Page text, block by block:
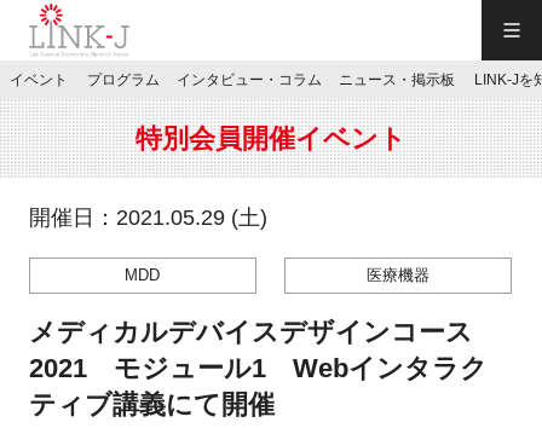
JP／EN
特別会員専用メニュー
施設ご予約
イベント プログラム インタビュー・コラム ニュース・掲示板 LINK-Jを
特別会員開催イベント
開催日：2021.05.29 (土)
MDD 医療機器
メディカルデバイスデザインコース
2021 モジュール1 Webインタラク
ティブ講義にて開催